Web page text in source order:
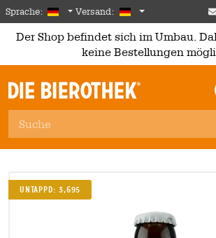
Skip to main content
Sprache: German
Versand: Deutschland
Der Shop befindet sich im Umbau.
keine Bestellungen
Untappd: 3,695